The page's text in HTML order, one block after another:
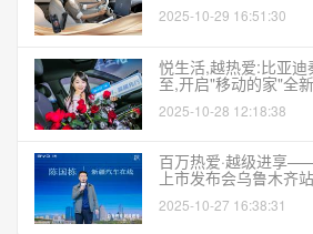
2025-10-29 16:51:30
悦生活,越热爱:比亚迪
至,开启"移动的家"全
2025-10-28 12:18:38
百万热爱·越级进享
上市发布会乌鲁木齐
2025-10-27 16:38:31